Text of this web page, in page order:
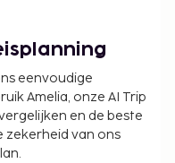
eenvoudige
Amelia, onze AI Trip
en de beste
zekerheid van ons